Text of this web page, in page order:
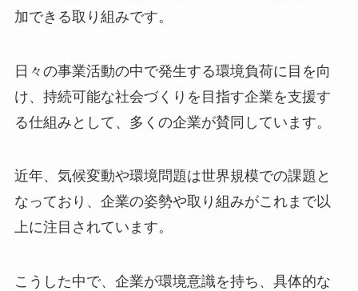
加できる取り組みです。
日々の事業活動の中で発生する環境負荷に目を向
け、持続可能な社会づくりを目指す企業を支援す
る仕組みとして、多くの企業が賛同しています。
近年、気候変動や環境問題は世界規模での課題と
なっており、企業の姿勢や取り組みがこれまで以
上に注目されています。
こうした中で、企業が環境意識を持ち、具体的な